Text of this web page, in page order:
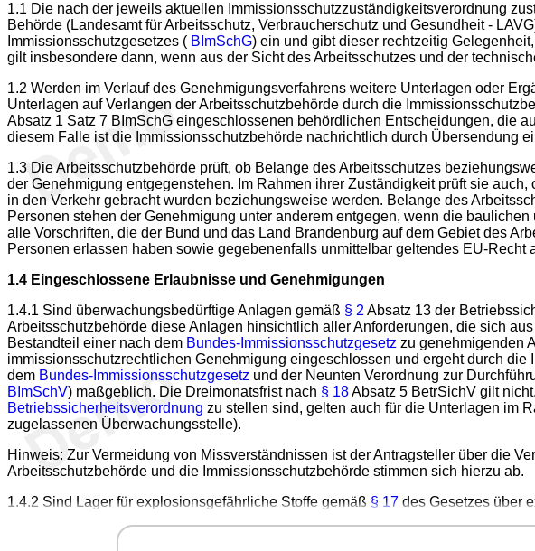
1.1 Die nach der jeweils aktuellen Immissionsschutzzuständigkeitsverordnung
Behörde (Landesamt für Arbeitsschutz, Verbraucherschutz und Gesundheit -
Immissionsschutzgesetzes ( BImSchG) ein und gibt dieser rechtzeitig
gilt insbesondere dann, wenn aus der Sicht des Arbeitsschutzes und der
1.2 Werden im Verlauf des Genehmigungsverfahrens weitere Unterlagen oder
Unterlagen auf Verlangen der Arbeitsschutzbehörde durch die
Absatz 1 Satz 7 BImSchG eingeschlossenen behördlichen Entscheidungen, die
diesem Falle ist die Immissionsschutzbehörde nachrichtlich durch Übersendung
1.3 Die Arbeitsschutzbehörde prüft, ob Belange des Arbeitsschutzes
der Genehmigung entgegenstehen. Im Rahmen ihrer Zuständigkeit prüft sie
in den Verkehr gebracht wurden beziehungsweise werden. Belange des
Personen stehen der Genehmigung unter anderem entgegen, wenn die
alle Vorschriften, die der Bund und das Land Brandenburg auf dem Gebiet des
Personen erlassen haben sowie gegebenenfalls unmittelbar geltendes EU-Recht
1.4 Eingeschlossene Erlaubnisse und Genehmigungen
1.4.1 Sind überwachungsbedürftige Anlagen gemäß § 2 Absatz 13 der
Arbeitsschutzbehörde diese Anlagen hinsichtlich aller Anforderungen, die sich
Bestandteil einer nach dem Bundes-Immissionsschutzgesetz zu genehmigenden
immissionsschutzrechtlichen Genehmigung eingeschlossen und ergeht durch
dem Bundes-Immissionsschutzgesetz und der Neunten Verordnung zur
BImSchV) maßgeblich. Die Dreimonatsfrist nach § 18Absatz 5 BetrSichV gilt
Betriebssicherheitsverordnung zu stellen sind, gelten auch für die Unterlagen im
zugelassenen Überwachungsstelle).
Hinweis: Zur Vermeidung von Missverständnissen ist der Antragsteller über die
Arbeitsschutzbehörde und die Immissionsschutzbehörde stimmen sich hierzu ab.
1.4.2 Sind Lager für explosionsgefährliche Stoffe gemäß § 17 des Gesetzes über